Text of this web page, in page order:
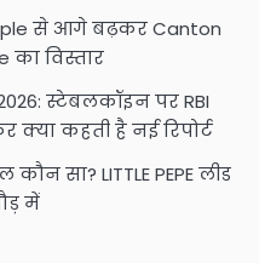
से आगे बढ़कर Canton
का विस्तार
स्टेबलकॉइन पर RBI
क्या कहती है नई रिपोर्ट
सा? LITTLE PEPE लीड
में